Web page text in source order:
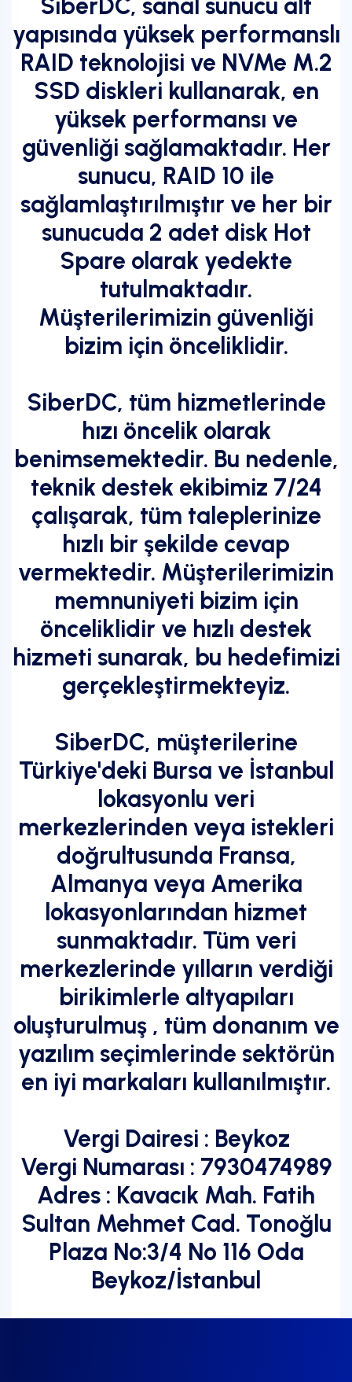
SiberDC, sanal sunucu alt
yapısında yüksek performanslı
RAID teknolojisi ve NVMe M.2
SSD diskleri kullanarak, en
yüksek performansı ve
güvenliği sağlamaktadır. Her
sunucu, RAID 10 ile
sağlamlaştırılmıştır ve her bir
sunucuda 2 adet disk Hot
Spare olarak yedekte
tutulmaktadır.
Müşterilerimizin güvenliği
bizim için önceliklidir.
SiberDC, tüm hizmetlerinde
hızı öncelik olarak
benimsemektedir. Bu nedenle,
teknik destek ekibimiz 7/24
çalışarak, tüm taleplerinize
hızlı bir şekilde cevap
vermektedir. Müşterilerimizin
memnuniyeti bizim için
önceliklidir ve hızlı destek
hizmeti sunarak, bu hedefimizi
gerçekleştirmekteyiz.
SiberDC, müşterilerine
Türkiye'deki Bursa ve İstanbul
lokasyonlu veri
merkezlerinden veya istekleri
doğrultusunda Fransa,
Almanya veya Amerika
lokasyonlarından hizmet
sunmaktadır. Tüm veri
merkezlerinde yılların verdiği
birikimlerle altyapıları
oluşturulmuş , tüm donanım ve
yazılım seçimlerinde sektörün
en iyi markaları kullanılmıştır.
Vergi Dairesi : Beykoz
Vergi Numarası : 7930474989
Adres : Kavacık Mah. Fatih
Sultan Mehmet Cad. Tonoğlu
Plaza No:3/4 No 116 Oda
Beykoz/İstanbul